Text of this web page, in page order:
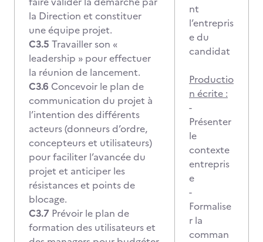
la Direction et constituer
une équipe projet.
C3.5 Travailler son «
leadership » pour effectuer
la réunion de lancement.
C3.6 Concevoir le plan de
communication du projet à
l’intention des différents
acteurs (donneurs d’ordre,
concepteurs et utilisateurs)
pour faciliter l’avancée du
projet et anticiper les
résistances et points de
blocage.
C3.7 Prévoir le plan de
formation des utilisateurs et
nt
l’entrepris
e du
candidat
Productio
n écrite :
-
Présenter
le
contexte
entrepris
e
-
Formalise
r la
comman